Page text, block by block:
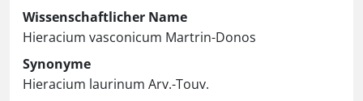
Wissenschaftlicher Name
Hieracium vasconicum Martrin-Donos
Synonyme
Hieracium laurinum Arv.-Touv.